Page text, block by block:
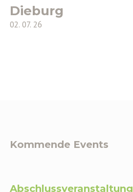
Dieburg
02. 07. 26
Kommende Events
Abschlussveranstaltung